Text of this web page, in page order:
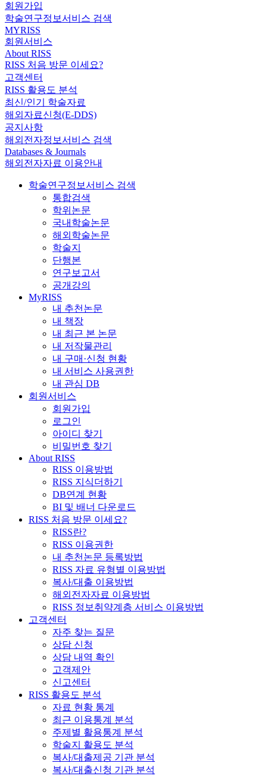
회원가입
학술연구정보서비스 검색
MYRISS
회원서비스
About RISS
RISS 처음 방문 이세요?
고객센터
RISS 활용도 분석
최신/인기 학술자료
해외자료신청(E-DDS)
공지사항
해외전자정보서비스 검색
Databases & Journals
해외전자자료 이용안내
학술연구정보서비스 검색
통합검색
학위논문
국내학술논문
해외학술논문
학술지
단행본
연구보고서
공개강의
MyRISS
내 추천논문
내 책장
내 최근 본 논문
내 저작물관리
내 구매·신청 현황
내 서비스 사용권한
내 관심 DB
회원서비스
회원가입
로그인
아이디 찾기
비밀번호 찾기
About RISS
RISS 이용방법
RISS 지식더하기
DB연계 현황
BI 및 배너 다운로드
RISS 처음 방문 이세요?
RISS란?
RISS 이용권한
내 추천논문 등록방법
RISS 자료 유형별 이용방법
복사/대출 이용방법
해외전자자료 이용방법
RISS 정보취약계층 서비스 이용방법
고객센터
자주 찾는 질문
상담 신청
상담 내역 확인
고객제안
신고센터
RISS 활용도 분석
자료 현황 통계
최근 이용통계 분석
주제별 활용통계 분석
학술지 활용도 분석
복사/대출제공 기관 분석
복사/대출신청 기관 분석